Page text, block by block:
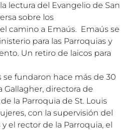
lectura del Evangelio de San
sobre los
camino a Emaús. Emaús se
para las Parroquias y
Un retiro de laicos para
se fundaron hace más de 30
Gallagher, directora de
la Parroquia de St. Louis
con la supervisión del
el rector de la Parroquia, el